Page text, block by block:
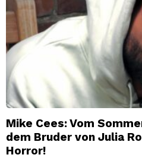
Mike Cees: Vom
dem Bruder von Julia
Horror!